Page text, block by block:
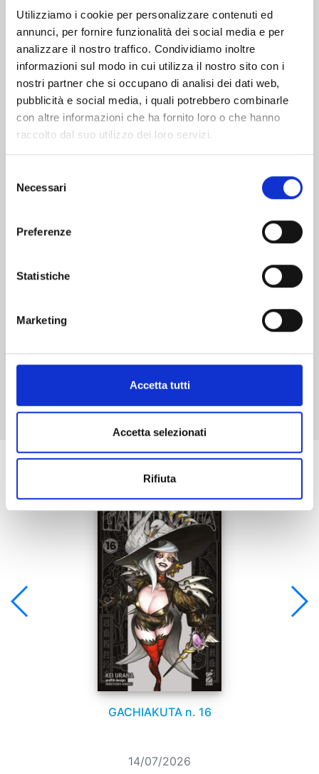
Utilizziamo i cookie per personalizzare contenuti ed
annunci, per fornire funzionalità dei social media e per
analizzare il nostro traffico. Condividiamo inoltre
informazioni sul modo in cui utilizza il nostro sito con i
nostri partner che si occupano di analisi dei dati web,
pubblicità e social media, i quali potrebbero combinarle
con altre informazioni che ha fornito loro o che hanno
raccolto dal suo utilizzo dei loro servizi.
delNecessari
Preferenze
Statistiche
Marketing
Accetta tutti
Accetta selezionati
Rifiuta
Mostra tutto
Se ti è piaciuto prova anche:
GACHIAKUTA n. 16
14/07/2026